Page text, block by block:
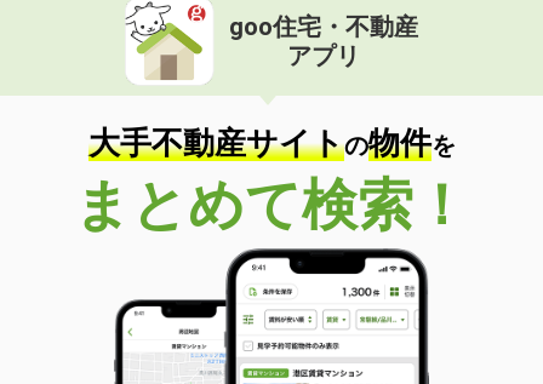
goo住宅・不動産
アプリ
大手不動産サイトの物件を
まとめて検索！